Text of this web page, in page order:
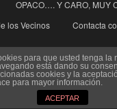
OPACO…. Y CARO, MUY
los Vecinos
Contacta
hombre vale, lo que vale su
CHULIS…… YOLI y
8 DE MARZO Y LAS
para que usted tenga la
está dando su
cookies y la
para mayor información.
ACEPTAR